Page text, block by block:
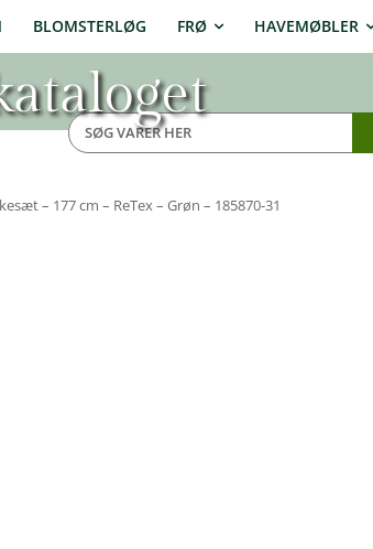
BLOMSTERLØG FRØ HAVEMØBLER
– 177 cm – ReTex – Grøn – 185870-31